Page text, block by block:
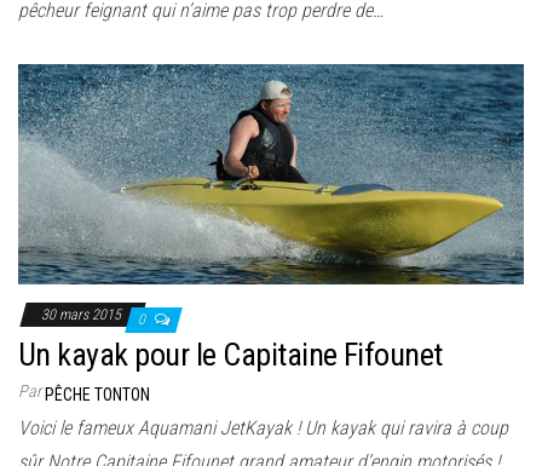
pêcheur feignant qui n’aime pas trop perdre de…
30 mars 2015 0
Un kayak pour le Capitaine Fifounet
ParPÊCHE TONTON
Voici le fameux Aquamani JetKayak ! Un kayak qui ravira à coup
sûr Notre Capitaine Fifounet grand amateur d’engin motorisés !…